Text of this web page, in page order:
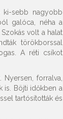
ki-sebb nagyobb
galóca, néha a
volt a halat
törökborssal
A réti csíkot
forralva,
is. Böjti időkben a
tartósították és